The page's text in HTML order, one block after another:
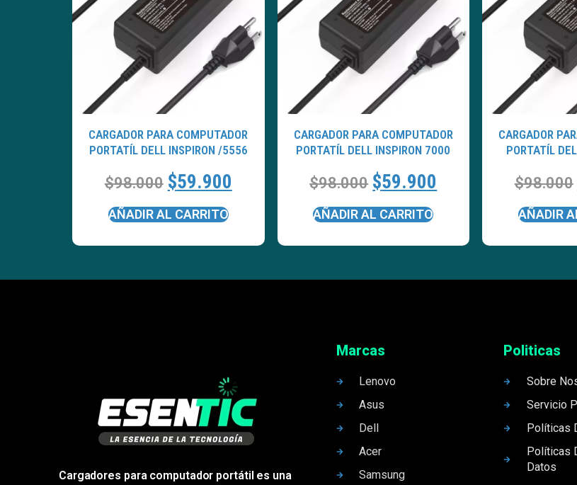
CARGADOR PARA COMPUTADOR
PORTATÍL DELL INSPIRON /5556
$98.000 $59.900
AÑADIR AL CARRITO
CARGADOR PARA COMPUTADOR
PORTATÍL DELL INSPIRON 7000
$98.000 $59.900
AÑADIR AL CARRITO
CARGADOR
PORTATÍL
$98.000
AÑADIR
Cargadores para computador portátil es una
Marcas
Lenovo
Asus
Dell
Acer
Samsung
Politicas
Sobre
Servicio
Políticas
Políticas
Datos